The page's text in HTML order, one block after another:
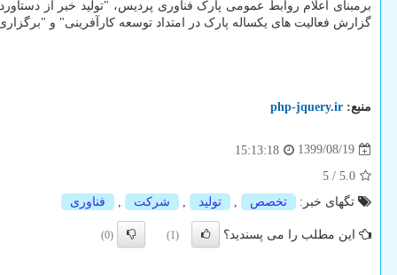
برمبنای اعلام روابط عمومی پارک فناوری پردیس، "تولید خبر از
گزارش فعالیت­ های یکساله پارک در امتداد توسعه کارآفرینی" و
منبع: php-jquery.ir
1399/08/19
15:13:18
5.0
/
5
تگهای خبر:
تخصص , تولید , شركت , فناوری
این مطلب را می پسندید؟ (1)
(0)